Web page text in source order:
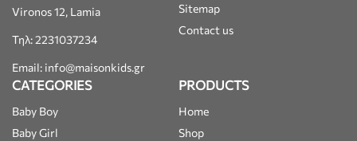
Vironos 12, Lamia
Τηλ: 2231037234
Email: info@maisonkids.gr
Sitemap
Contact us
CATEGORIES
Baby Boy
Baby Girl
PRODUCTS
Home
Shop